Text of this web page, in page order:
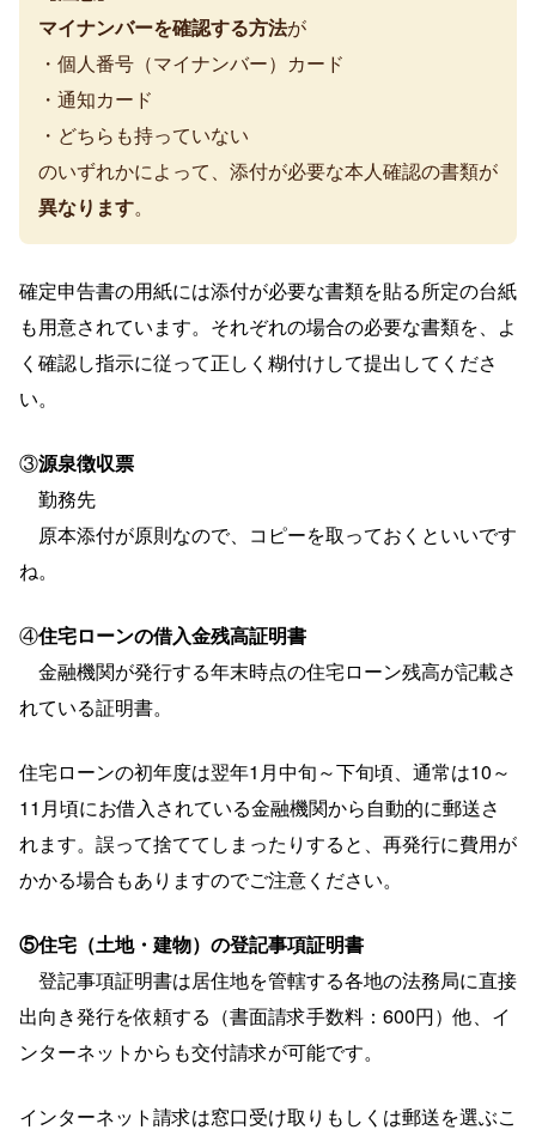
マイナンバーを確認する方法が
・個人番号（マイナンバー）カード
・通知カード
・どちらも持っていない
のいずれかによって、添付が必要な本人確認の書類が
異なります。
確定申告書の用紙には添付が必要な書類を貼る所定の台紙
も用意されています。それぞれの場合の必要な書類を、よ
く確認し指示に従って正しく糊付けして提出してくださ
い。
③源泉徴収票
勤務先
原本添付が原則なので、コピーを取っておくといいです
ね。
④住宅ローンの借入金残高証明書
金融機関が発行する年末時点の住宅ローン残高が記載さ
れている証明書。
住宅ローンの初年度は翌年1月中旬～下旬頃、通常は10～
11月頃にお借入されている金融機関から自動的に郵送さ
れます。誤って捨ててしまったりすると、再発行に費用が
かかる場合もありますのでご注意ください。
⑤住宅（土地・建物）の登記事項証明書
登記事項証明書は居住地を管轄する各地の法務局に直接
出向き発行を依頼する（書面請求手数料：600円）他、イ
ンターネットからも交付請求が可能です。
インターネット請求は窓口受け取りもしくは郵送を選ぶこ